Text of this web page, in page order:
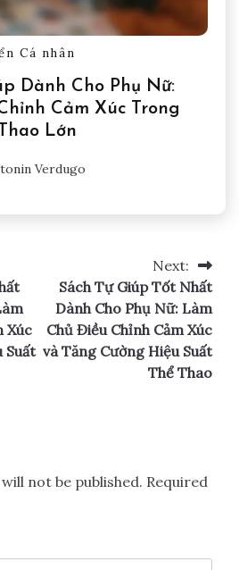
Cá nhân
Dành Cho Phụ Nữ:
Cảm Xúc Trong
Lớn
Verdugo
Xúc
Suất
Next:
Sách Tự Giúp Tốt Nhất
Dành Cho Phụ Nữ: Làm
Chủ Điều Chỉnh Cảm Xúc
và Tăng Cường Hiệu Suất
Thể Thao
not be published. Required